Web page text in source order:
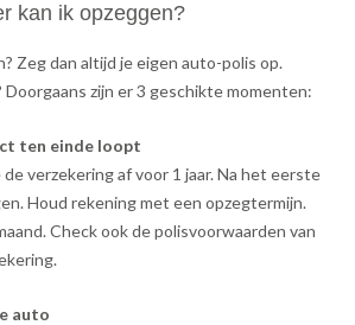
kan ik opzeggen?
Zeg dan altijd je eigen auto-polis op.
Doorgaans zijn er 3 geschikte momenten:
ten einde loopt
verzekering af voor 1 jaar. Na het eerste
Houd rekening met een opzegtermijn.
Check ook de polisvoorwaarden van
auto